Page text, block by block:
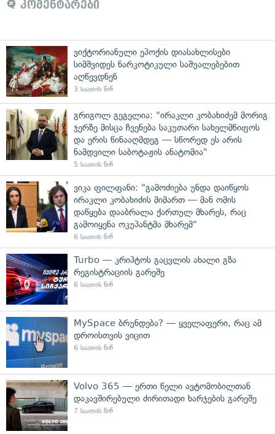
კომენტარები
ვიქტორიანული ეპოქის დიასახლისები
სიმშვიდეს ნარკოტიკული საშუალებებით
აღწევდნენ
3 საათის წინ
გრიგოლ გეგელია: "ირაკლი კობახიძემ მორიგ
ჯერზე მისცა ჩვენება საკუთარი სახელმწიფოს
და ერის წინააღმდეგ — სწორედ ეს არის
ნამდვილი საბოტაჟის ანატომია"
5 საათის წინ
ვიკა ფილფანი: "გამოძიება უნდა დაიწყოს
ირაკლი კობახიძის მიმართ — მან ომის
დაწყება დააბრალა ქართულ მხარეს, რაც
გამოიყენა ოკუპანტმა მხარემ"
6 საათის წინ
Turbo — კრიპტოს გაცვლის ახალი გზა
რეგისტრაციის გარეშე
6 საათის წინ
MySpace ბრუნდება? — ყველაფერი, რაც ამ
დროისთვის ვიცით
6 საათის წინ
Volvo 365 — ერთი წელი ავტომობილთან
დაკავშირებული ძირითადი ხარჯების გარეშე
7 საათის წინ